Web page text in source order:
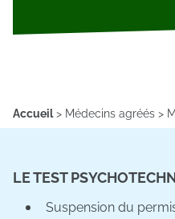
Accueil> Médecins agréés >
LE TEST
Suspension du